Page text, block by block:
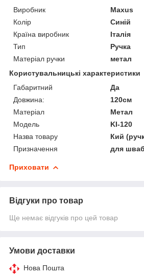
Виробник
Maxus
Колір
Синій
Країна виробник
Італія
Тип
Ручка
Матеріал ручки
метал
Користувальницькі характеристики
Габаритний
Да
Довжина:
120см
Матеріал
Метал
Мoдель
KI-120
Назва товару
Кий
Призначення
для
Приховати
Відгуки про товар
Ще немає відгуків про цей товар
Умови доставки
Нова Пошта